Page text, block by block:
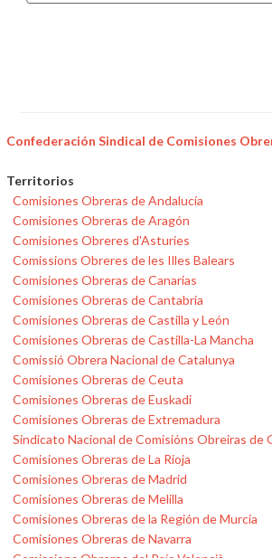
Confederación Sindical de Comisiones
Territorios
Comisiones Obreras de Andalucía
Comisiones Obreras de Aragón
Comisiones Obreres d'Asturies
Comissions Obreres de les Illes Balears
Comisiones Obreras de Canarias
Comisiones Obreras de Cantabria
Comisiones Obreras de Castilla y León
Comisiones Obreras de Castilla-La Mancha
Comissió Obrera Nacional de Catalunya
Comisiones Obreras de Ceuta
Comisiones Obreras de Euskadi
Comisiones Obreras de Extremadura
Sindicato Nacional de Comisións Obreiras de
Comisiones Obreras de La Rioja
Comisiones Obreras de Madrid
Comisiones Obreras de Melilla
Comisiones Obreras de la Región de Murcia
Comisiones Obreras de Navarra